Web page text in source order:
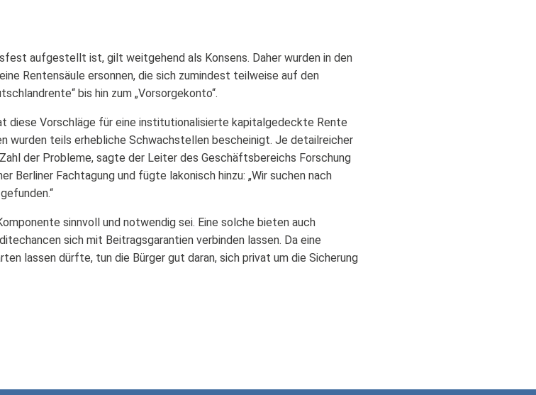
aufgestellt ist, gilt weitgehend als Konsens. Daher wurden in den
Rentensäule ersonnen, die sich zumindest teilweise auf den
bis hin zum „Vorsorgekonto“.
diese Vorschläge für eine institutionalisierte kapitalgedeckte Rente
wurden teils erhebliche Schwachstellen bescheinigt. Je detailreicher
der Probleme, sagte der Leiter des Geschäftsbereichs Forschung
Berliner Fachtagung und fügte lakonisch hinzu: „Wir suchen nach
sinnvoll und notwendig sei. Eine solche bieten auch
sich mit Beitragsgarantien verbinden lassen. Da eine
lassen dürfte, tun die Bürger gut daran, sich privat um die Sicherung